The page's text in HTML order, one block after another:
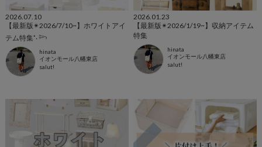
2026.07.10
【最新版✴︎2026/7/10~】ホワイトアイ
テム特集˚‧ 𓆸
hinata
イオンモール八幡東店
salut!
2026.01.23
【最新版✴︎2026/1/19~】収納アイテム
特集
hinata
イオンモール八幡東店
salut!